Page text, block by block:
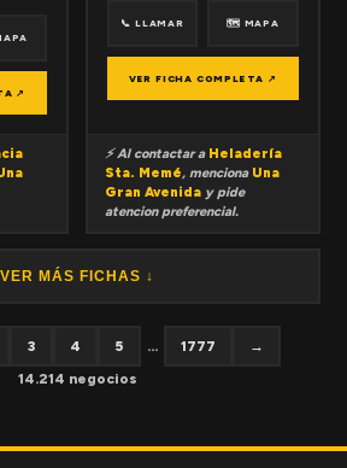
↗
📞 LLAMAR 🗺 MAPA
VER FICHA COMPLETA ↗
⚡ Al contactar a Heladería
Sta. Memé, menciona Una
Gran Avenida y pide
atencion preferencial.
VER MÁS FICHAS ↓
3 4 5 ... 1777
→
14.214 negocios